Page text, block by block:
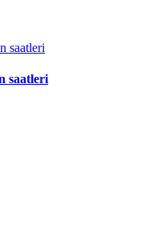
saatleri